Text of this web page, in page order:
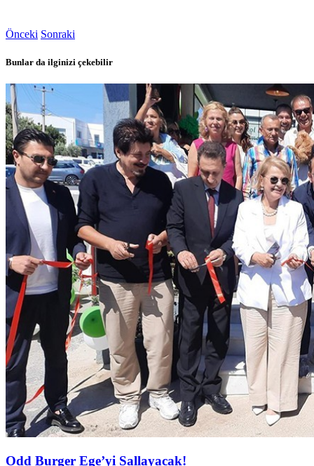
Önceki Sonraki
Bunlar da ilginizi çekebilir
Odd Burger Ege’yi Sallayacak!